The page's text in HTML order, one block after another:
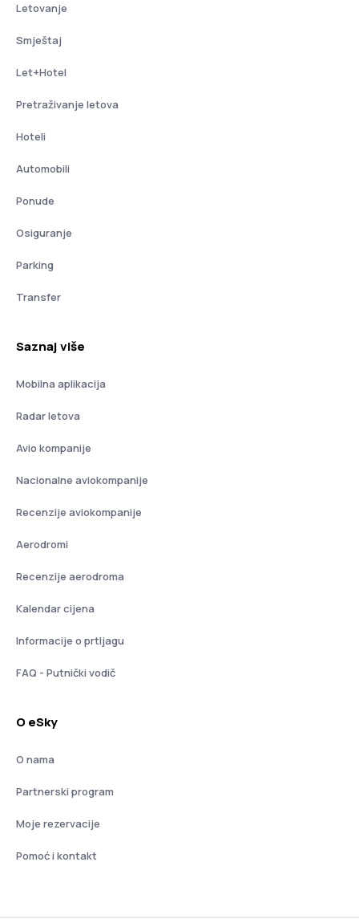
Letovanje
Smještaj
Let+Hotel
Pretraživanje letova
Hoteli
Automobili
Ponude
Osiguranje
Parking
Transfer
Saznaj više
Mobilna aplikacija
Radar letova
Avio kompanije
Nacionalne aviokompanije
Recenzije aviokompanije
Aerodromi
Recenzije aerodroma
Kalendar cijena
Informacije o prtljagu
FAQ - Putnički vodič
O eSky
O nama
Partnerski program
Moje rezervacije
Pomoć i kontakt